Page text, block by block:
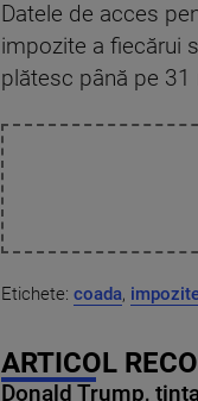
Datele de acces
impozite a fiecărui
plătesc până pe
Etichete: coada,
ARTICOL
Donald Trump,